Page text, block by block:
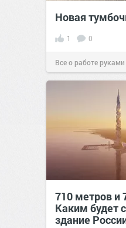
Новая
1 0
Все о работе руками
710 метров и
Каким будет
здание